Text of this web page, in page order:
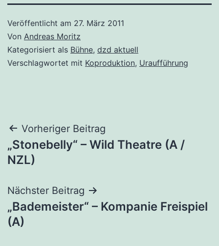
Veröffentlicht am 27. März 2011
Von Andreas Moritz
Kategorisiert als Bühne, dzd aktuell
Verschlagwortet mit Koproduktion, Uraufführung
Beitragsnavigation
Vorheriger Beitrag
„Stonebelly“ – Wild Theatre (A /
NZL)
Nächster Beitrag
„Bademeister“ – Kompanie Freispiel
(A)